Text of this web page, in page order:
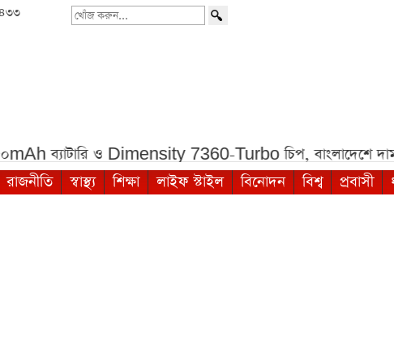
খোঁজ
ও Dimensity 7360-Turbo চিপ, বাংলাদেশে দাম কত***
রাজনীতি স্বাস্থ্য শিক্ষা লাইফ স্টাইল বিনোদন বিশ্ব প্রবাসী